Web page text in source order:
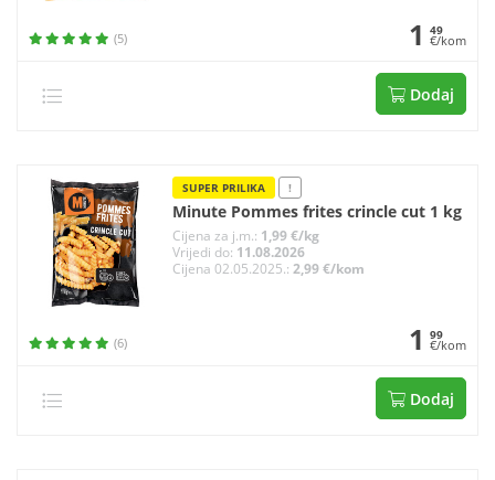
(5) 1 49
€/kom
Dodaj
SUPER PRILIKA !
Minute Pommes frites crincle cut 1 kg
Cijena za j.m.: 1,99 €/kg
Vrijedi do: 11.08.2026
Cijena 02.05.2025.: 2,99 €/kom
(6) 1 99
€/kom
Dodaj